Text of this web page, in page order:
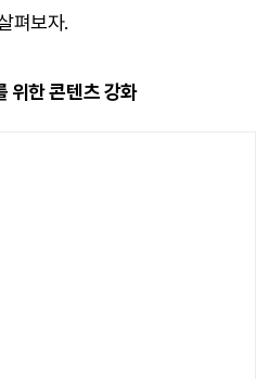
펴보자.
위한 콘텐츠 강화